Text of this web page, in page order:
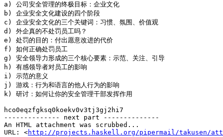
a) 公司安全管理的终极目标：企业文化
b) 企业安全文化建设的四个阶段
c) 企业安全文化的三个关键词：习惯、氛围、价值观
d) 外企真的不处罚员工吗？
e) 处罚的目的：付出愿意改进的代价
f) 如何正确处罚员工
g) 安全领导力形成的三个核心要素：示范、关注、引导
h) 有感领导者对员工的影响
i) 示范的意义
j) 游戏：行为和语言的他人行为的影响
k) 研讨：如何让你的安全管理干部发挥作用
hco0eqzfgksq0koekv0v3tj3gj2hi7
-------------- next part --------------
An HTML attachment was scrubbed...
URL: <http://projects.haskell.org/pipermail/takusen/